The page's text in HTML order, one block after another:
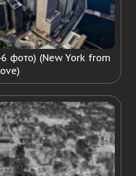
фото) (New York from